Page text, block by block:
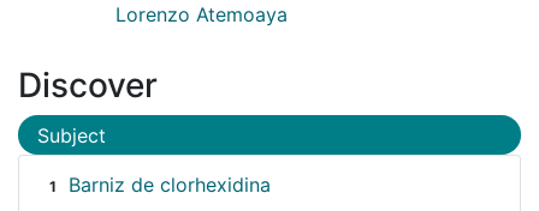
Lorenzo Atemoaya
Discover
Subject
1 Barniz de clorhexidina